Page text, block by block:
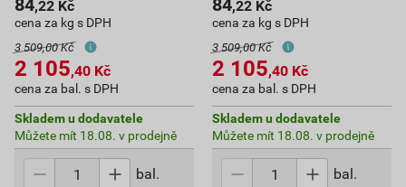
84,22 Kč
cena za kg s DPH
3 509,00 Kč
2 105,40 Kč
cena za bal. s DPH
Skladem u dodavatele
Můžete mít 18.08. v prodejně
bal.
84,22 Kč
cena za kg s DPH
3 509,00 Kč
2 105,40 Kč
cena za bal. s DPH
Skladem u dodavatele
Můžete mít 18.08. v prodejně
bal.